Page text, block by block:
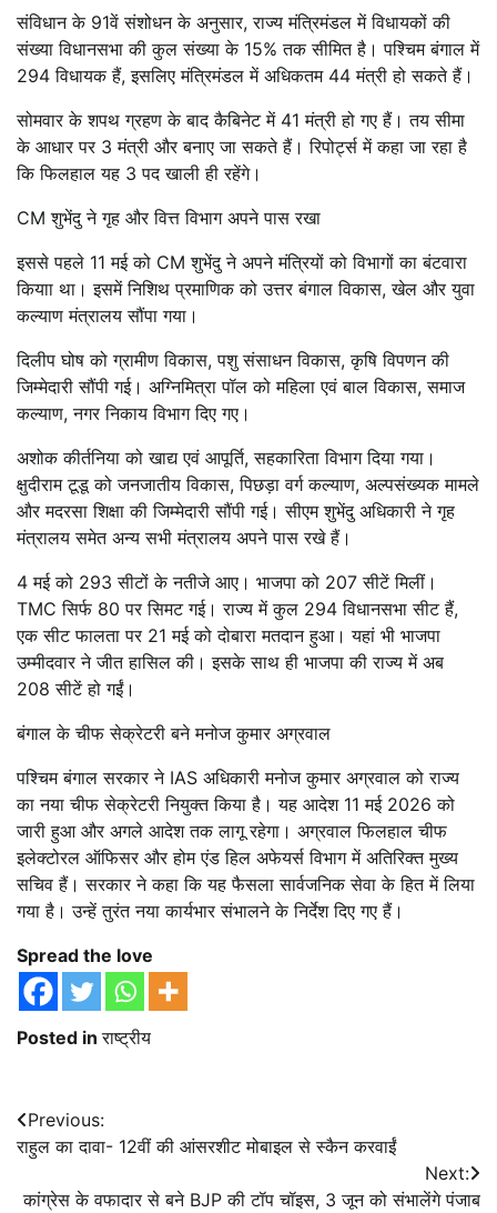
संविधान के 91वें संशोधन के अनुसार, राज्य मंत्रिमंडल में विधायकों की
संख्या विधानसभा की कुल संख्या के 15% तक सीमित है। पश्चिम बंगाल में
294 विधायक हैं, इसलिए मंत्रिमंडल में अधिकतम 44 मंत्री हो सकते हैं।
सोमवार के शपथ ग्रहण के बाद कैबिनेट में 41 मंत्री हो गए हैं। तय सीमा
के आधार पर 3 मंत्री और बनाए जा सकते हैं। रिपोर्ट्स में कहा जा रहा है
कि फिलहाल यह 3 पद खाली ही रहेंगे।
CM शुभेंदु ने गृह और वित्त विभाग अपने पास रखा
इससे पहले 11 मई को CM शुभेंदु ने अपने मंत्रियों को विभागों का बंटवारा
कियाा था। इसमें निशिथ प्रमाणिक को उत्तर बंगाल विकास, खेल और युवा
कल्याण मंत्रालय सौंपा गया।
दिलीप घोष को ग्रामीण विकास, पशु संसाधन विकास, कृषि विपणन की
जिम्मेदारी सौंपी गई। अग्निमित्रा पॉल को महिला एवं बाल विकास, समाज
कल्याण, नगर निकाय विभाग दिए गए।
अशोक कीर्तनिया को खाद्य एवं आपूर्ति, सहकारिता विभाग दिया गया।
क्षुदीराम टूडू को जनजातीय विकास, पिछड़ा वर्ग कल्याण, अल्पसंख्यक मामले
और मदरसा शिक्षा की जिम्मेदारी सौंपी गई। सीएम शुभेंदु अधिकारी ने गृह
मंत्रालय समेत अन्य सभी मंत्रालय अपने पास रखे हैं।
4 मई को 293 सीटों के नतीजे आए। भाजपा को 207 सीटें मिलीं।
TMC सिर्फ 80 पर सिमट गई। राज्य में कुल 294 विधानसभा सीट हैं,
एक सीट फालता पर 21 मई को दोबारा मतदान हुआ। यहां भी भाजपा
उम्मीदवार ने जीत हासिल की। इसके साथ ही भाजपा की राज्य में अब
208 सीटें हो गईं।
बंगाल के चीफ सेक्रेटरी बने मनोज कुमार अग्रवाल
पश्चिम बंगाल सरकार ने IAS अधिकारी मनोज कुमार अग्रवाल को राज्य
का नया चीफ सेक्रेटरी नियुक्त किया है। यह आदेश 11 मई 2026 को
जारी हुआ और अगले आदेश तक लागू रहेगा। अग्रवाल फिलहाल चीफ
इलेक्टोरल ऑफिसर और होम एंड हिल अफेयर्स विभाग में अतिरिक्त मुख्य
सचिव हैं। सरकार ने कहा कि यह फैसला सार्वजनिक सेवा के हित में लिया
गया है। उन्हें तुरंत नया कार्यभार संभालने के निर्देश दिए गए हैं।
Spread the love
Posted inराष्ट्रीय
Post
navigation
Previous:
राहुल का दावा- 12वीं की आंसरशीट मोबाइल से स्कैन करवाईं
Next:
कांग्रेस के वफादार से बने BJP की टॉप चॉइस, 3 जून को संभालेंगे पंजाब